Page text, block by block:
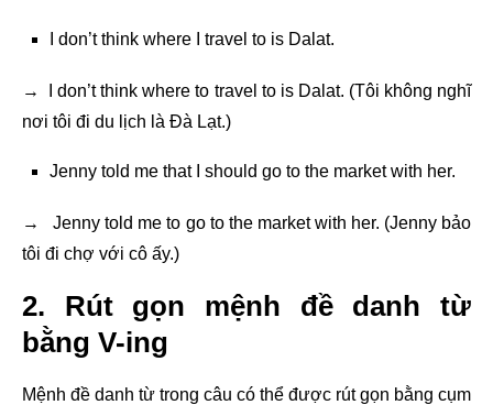
I don’t think where I travel to is Dalat.
→ I don’t think where to travel to is Dalat. (Tôi không nghĩ
nơi tôi đi du lịch là Đà Lạt.)
Jenny told me that I should go to the market with her.
→ Jenny told me to go to the market with her. (Jenny bảo
tôi đi chợ với cô ấy.)
2. Rút gọn mệnh đề danh từ
bằng V-ing
Mệnh đề danh từ trong câu có thể được rút gọn bằng cụm